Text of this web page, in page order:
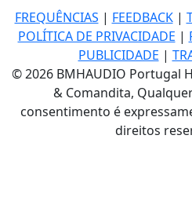
FREQUÊNCIAS | FEEDBACK|
POLÍTICA DE PRIVACIDADE |
PUBLICIDADE |
© 2026 BMHAUDIO Portugal
& Comandita,
consentimento é
direitos